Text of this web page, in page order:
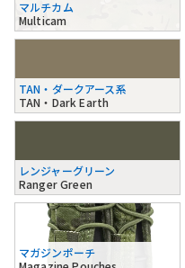
マルチカム
Multicam
TAN・ダークアース系
TAN・Dark Earth
レンジャーグリーン
Ranger Green
マガジンポーチ